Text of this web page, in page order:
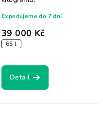
39 000 Kč
65 l
Expedujeme do 7 dní
Detail